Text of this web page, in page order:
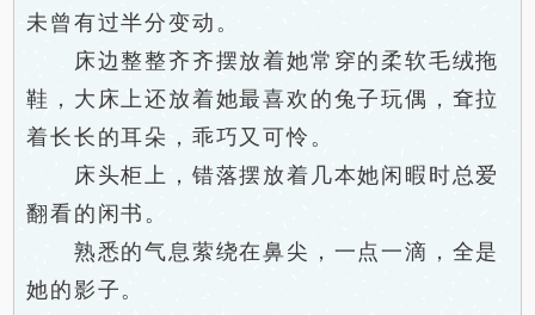
未曾有过半分变动。
床边整整齐齐摆放着她常穿的柔软毛绒拖
鞋，大床上还放着她最喜欢的兔子玩偶，耷拉
着长长的耳朵，乖巧又可怜。
床头柜上，错落摆放着几本她闲暇时总爱
翻看的闲书。
熟悉的气息萦绕在鼻尖，一点一滴，全是
她的影子。